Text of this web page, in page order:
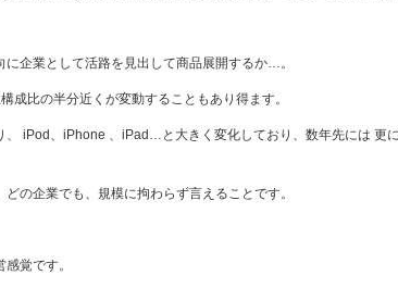
企業として活路を見出して商品展開するか…。
成比の半分近くが変動することもあり得ます。
、 iPod、iPhone 、iPad…と大きく変化しており、数年先には 更
の企業でも、規模に拘わらず言えることです。
覚です。